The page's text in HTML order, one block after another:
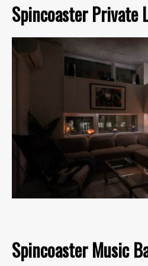
Spincoaster Private
Spincoaster Music